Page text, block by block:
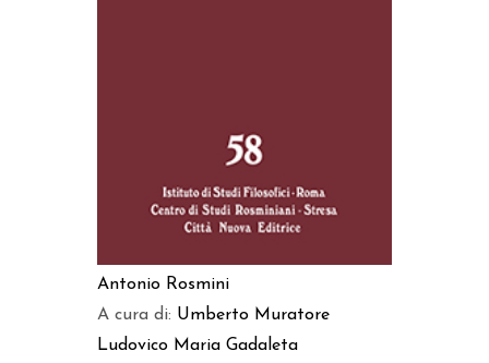
Antonio Rosmini
A cura di: Umberto Muratore
Ludovico Maria Gadaleta